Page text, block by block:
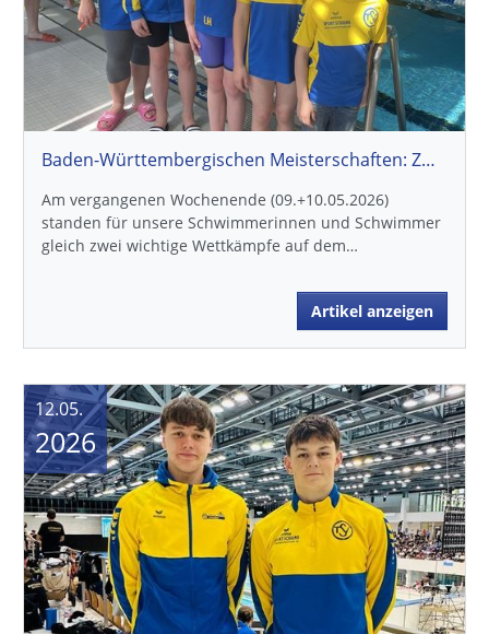
Baden-Württembergischen Meisterschaften: Zwei Wettkämpfe, viele Bestzeiten
Am vergangenen Wochenende (09.+10.05.2026)
standen für unsere Schwimmerinnen und Schwimmer
gleich zwei wichtige Wettkämpfe auf dem…
Artikel anzeigen
12.05.
2026